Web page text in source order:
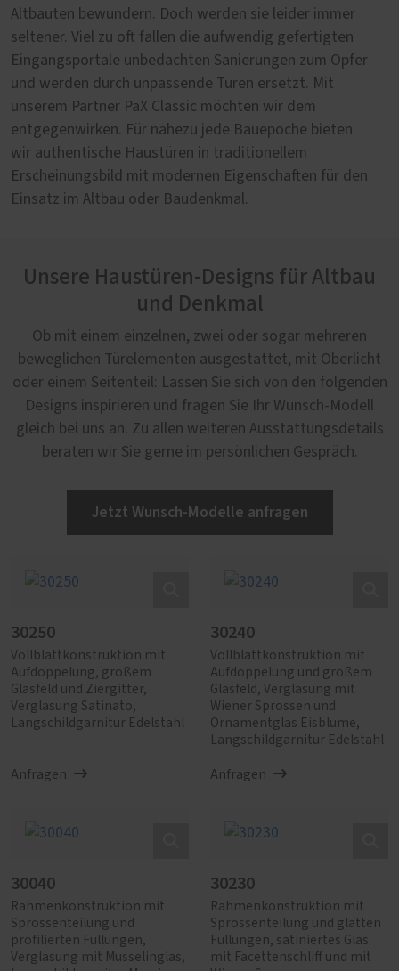
Altbauten bewundern. Doch werden sie leider immer
seltener. Viel zu oft fallen die aufwendig gefertigten
Eingangsportale unbedachten Sanierungen zum Opfer
und werden durch unpassende Türen ersetzt. Mit
unserem Partner PaX Classic möchten wir dem
entgegenwirken. Für nahezu jede Bauepoche bieten
wir authentische Haustüren in traditionellem
Erscheinungsbild mit modernen Eigenschaften für den
Einsatz im Altbau oder Baudenkmal.
Unsere Haustüren-Designs für Altbau
und Denkmal
Ob mit einem einzelnen, zwei oder sogar mehreren
beweglichen Türelementen ausgestattet, mit Oberlicht
oder einem Seitenteil: Lassen Sie sich von den folgenden
Designs inspirieren und fragen Sie Ihr Wunsch-Modell
gleich bei uns an. Zu allen weiteren Ausstattungsdetails
beraten wir Sie gerne im persönlichen Gespräch.
Jetzt Wunsch-Modelle anfragen
30250
Vollblattkonstruktion mit
Aufdoppelung, großem
Glasfeld und Ziergitter,
Verglasung Satinato,
Langschildgarnitur Edelstahl
Anfragen
30240
Vollblattkonstruktion mit
Aufdoppelung und großem
Glasfeld, Verglasung mit
Wiener Sprossen und
Ornamentglas Eisblume,
Langschildgarnitur Edelstahl
Anfragen
30040
Rahmenkonstruktion mit
Sprossenteilung und
profilierten Füllungen,
Verglasung mit Musselinglas,
30230
Rahmenkonstruktion mit
Sprossenteilung und glatten
Füllungen, satiniertes Glas
mit Facettenschliff und mit